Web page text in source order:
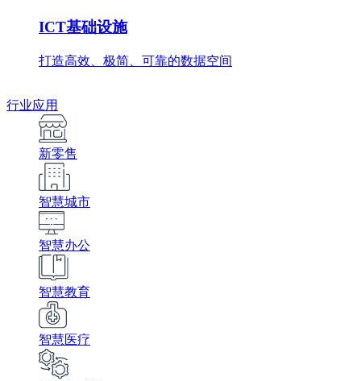
ICT基础设施
打造高效、极简、可靠的数据空间
行业应用
新零售
智慧城市
智慧办公
智慧教育
智慧医疗